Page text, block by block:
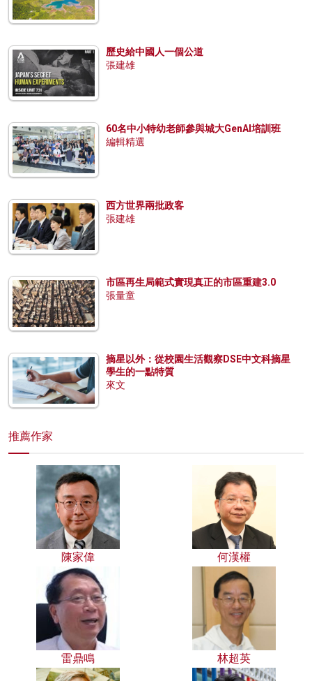
歷史給中國人一個公道
張建雄
60名中小特幼老師參與城大GenAI培訓班
編輯精選
西方世界兩批政客
張建雄
市區再生局範式實現真正的市區重建3.0
張量童
摘星以外：從校園生活觀察DSE中文科摘星
學生的一點特質
來文
推薦作家
陳家偉 何漢權
雷鼎鳴 林超英